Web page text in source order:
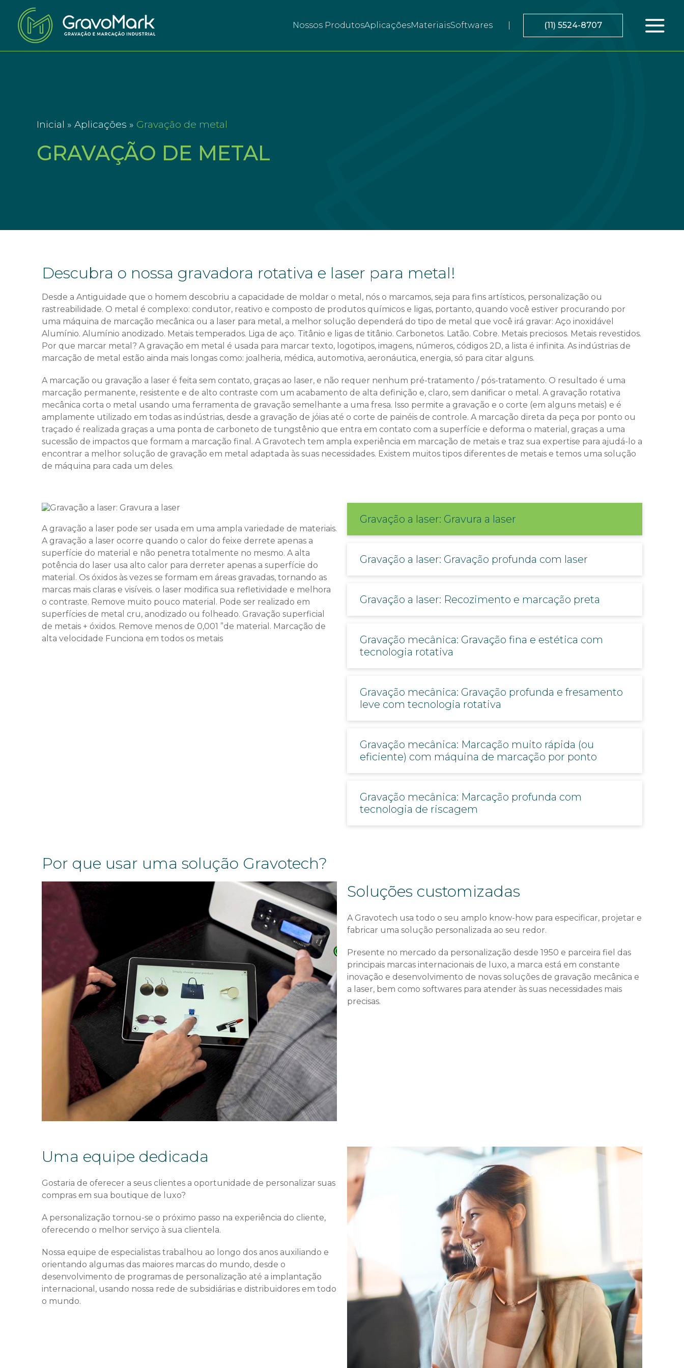
Nossos ProdutosAplicaçõesMateriaisSoftwares (11) 5524-8707
Inicial » Aplicações » Gravação de metal
GRAVAÇÃO DE METAL
Descubra o nossa gravadora rotativa e laser para metal!
Desde a Antiguidade que o homem descobriu a capacidade de moldar o metal, nós o marcamos, seja para fins artísticos, personalização ou
rastreabilidade. O metal é complexo: condutor, reativo e composto de produtos químicos e ligas, portanto, quando você estiver procurando por
uma máquina de marcação mecânica ou a laser para metal, a melhor solução dependerá do tipo de metal que você irá gravar: Aço inoxidável
Alumínio. Alumínio anodizado. Metais temperados. Liga de aço. Titânio e ligas de titânio. Carbonetos. Latão. Cobre. Metais preciosos. Metais revestidos.
Por que marcar metal? A gravação em metal é usada para marcar texto, logotipos, imagens, números, códigos 2D, a lista é infinita. As indústrias de
marcação de metal estão ainda mais longas como: joalheria, médica, automotiva, aeronáutica, energia, só para citar alguns.
A marcação ou gravação a laser é feita sem contato, graças ao laser, e não requer nenhum pré-tratamento / pós-tratamento. O resultado é uma
marcação permanente, resistente e de alto contraste com um acabamento de alta definição e, claro, sem danificar o metal. A gravação rotativa
mecânica corta o metal usando uma ferramenta de gravação semelhante a uma fresa. Isso permite a gravação e o corte (em alguns metais) e é
amplamente utilizado em todas as indústrias, desde a gravação de jóias até o corte de painéis de controle. A marcação direta da peça por ponto ou
traçado é realizada graças a uma ponta de carboneto de tungstênio que entra em contato com a superfície e deforma o material, graças a uma
sucessão de impactos que formam a marcação final. A Gravotech tem ampla experiência em marcação de metais e traz sua expertise para ajudá-lo a
encontrar a melhor solução de gravação em metal adaptada às suas necessidades. Existem muitos tipos diferentes de metais e temos uma solução
de máquina para cada um deles.
A gravação a laser pode ser usada em uma ampla variedade de materiais.
A gravação a laser ocorre quando o calor do feixe derrete apenas a
superfície do material e não penetra totalmente no mesmo. A alta
potência do laser usa alto calor para derreter apenas a superfície do
material. Os óxidos às vezes se formam em áreas gravadas, tornando as
marcas mais claras e visíveis. o laser modifica sua refletividade e melhora
o contraste. Remove muito pouco material. Pode ser realizado em
superfícies de metal cru, anodizado ou folheado. Gravação superficial
de metais + óxidos. Remove menos de 0,001 ”de material. Marcação de
alta velocidade Funciona em todos os metais
Gravação a laser: Gravura a laser
Gravação a laser: Gravação profunda com laser
Gravação a laser: Recozimento e marcação preta
Gravação mecânica: Gravação fina e estética com
tecnologia rotativa
Gravação mecânica: Gravação profunda e fresamento
leve com tecnologia rotativa
Gravação mecânica: Marcação muito rápida (ou
eficiente) com máquina de marcação por ponto
Gravação mecânica: Marcação profunda com
tecnologia de riscagem
Por que usar uma solução Gravotech?
Soluções customizadas
A Gravotech usa todo o seu amplo know-how para especificar, projetar e
fabricar uma solução personalizada ao seu redor.
Presente no mercado da personalização desde 1950 e parceira fiel das
principais marcas internacionais de luxo, a marca está em constante
inovação e desenvolvimento de novas soluções de gravação mecânica e
a laser, bem como softwares para atender às suas necessidades mais
precisas.
Uma equipe dedicada
Gostaria de oferecer a seus clientes a oportunidade de personalizar suas
compras em sua boutique de luxo?
A personalização tornou-se o próximo passo na experiência do cliente,
oferecendo o melhor serviço à sua clientela.
Nossa equipe de especialistas trabalhou ao longo dos anos auxiliando e
orientando algumas das maiores marcas do mundo, desde o
desenvolvimento de programas de personalização até a implantação
internacional, usando nossa rede de subsidiárias e distribuidores em todo
o mundo.